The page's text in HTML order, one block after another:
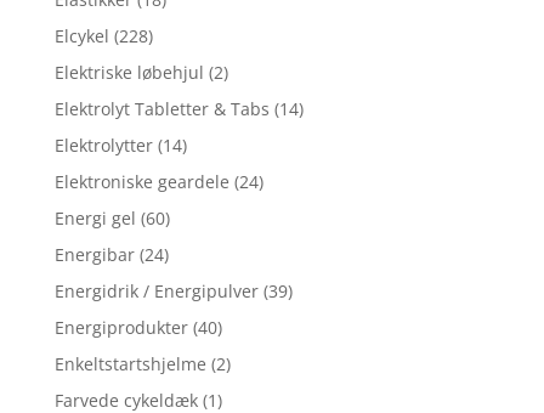
Elcykel (228)
Elektriske løbehjul (2)
Elektrolyt Tabletter & Tabs (14)
Elektrolytter (14)
Elektroniske geardele (24)
Energi gel (60)
Energibar (24)
Energidrik / Energipulver (39)
Energiprodukter (40)
Enkeltstartshjelme (2)
Farvede cykeldæk (1)